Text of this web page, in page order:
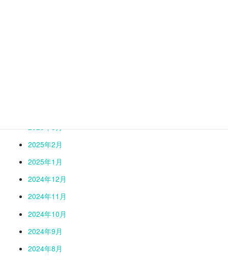
2025年3月
2025年2月
2025年1月
2024年12月
2024年11月
2024年10月
2024年9月
2024年8月